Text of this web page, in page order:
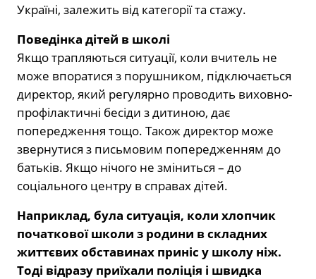
Україні, залежить від категорії та стажу.
Поведінка дітей в школі
Якщо трапляються ситуації, коли вчитель не
може впоратися з порушником, підключається
директор, який регулярно проводить виховно-
профілактичні бесіди з дитиною, дає
попередження тощо. Також директор може
звернутися з письмовим попередженням до
батьків. Якщо нічого не зміниться – до
соціального центру в справах дітей.
Наприклад, була ситуація, коли хлопчик
початкової школи з родини в складних
життєвих обставинах приніс у школу ніж.
Тоді відразу приїхали поліція і швидка